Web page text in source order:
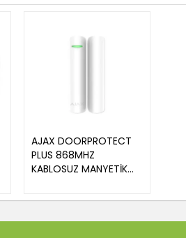
AJAX DOORPROTECT
PLUS 868MHZ
KABLOSUZ MANYETİK
RENK (ŞOK VE EĞİM